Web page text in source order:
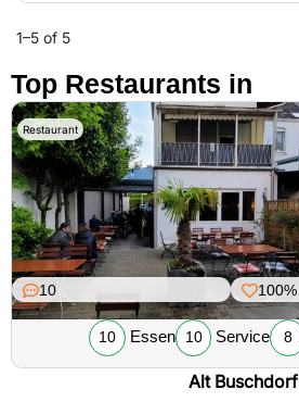
1–5 of 5
Top Restaurants in
Restaurant
10 100%
10 Essen 10 Service 8
Alt Buschdorf